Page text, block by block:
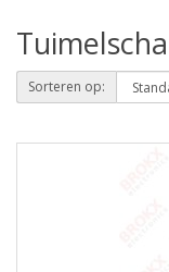
Sorteren op: